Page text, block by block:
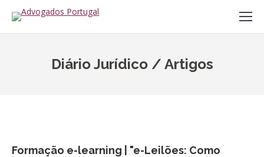
Diário Jurídico / Artigos
Formação e-learning | "e-Leilões: Como